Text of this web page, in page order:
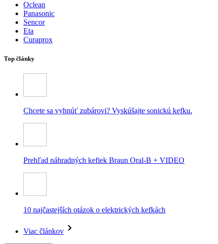
Oclean
Panasonic
Sencor
Eta
Curaprox
Top články
Chcete sa vyhnúť zubárovi? Vyskúšajte sonickú kefku.
Prehľad náhradných kefiek Braun Oral-B + VIDEO
10 najčastejších otázok o elektrických kefkách
Viac článkov